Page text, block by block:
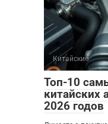
Китайские
Топ-10
китайских
2026 годов